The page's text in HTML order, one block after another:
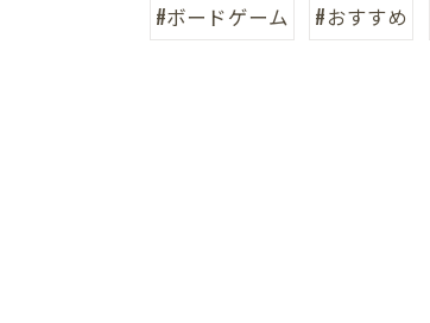
#ボードゲーム #おすすめ